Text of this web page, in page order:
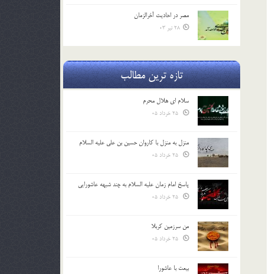
مصر در احادیث آخرالزمان
28 تیر 03
تازه ترین مطالب
سلام ای هلال محرم
منزل به منزل با کاروان حسین بن علی علیه السلام
پاسخ امام زمان علیه السلام به چند شبهه عاشورایی
من سرزمین کربلا
بیعت با عاشورا